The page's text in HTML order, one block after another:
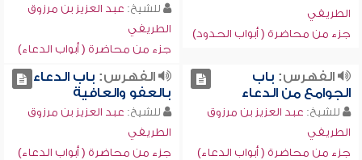
الطريفي
جزء من محاضرة ( أبواب الحدود)
للشيخ: عبد العزيز بن مرزوق
الطريفي
جزء من محاضرة ( أبواب الدعاء)
الفهرس: باب
الجوامع من الدعاء
للشيخ: عبد العزيز بن مرزوق
الطريفي
جزء من محاضرة ( أبواب الدعاء)
الفهرس: باب الدعاء
بالعفو والعافية
للشيخ: عبد العزيز بن مرزوق
الطريفي
جزء من محاضرة ( أبواب الدعاء)